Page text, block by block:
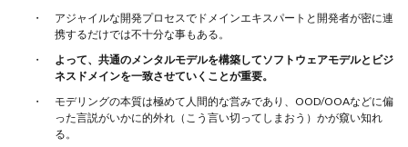
アジャイルな開発プロセスでドメインエキスパートと開発者が密に連
携するだけでは不十分な事もある。
よって、共通のメンタルモデルを構築してソフトウェアモデルとビジ
ネスドメインを一致させていくことが重要。
モデリングの本質は極めて人間的な営みであり、OOD/OOAなどに偏
った言説がいかに的外れ（こう言い切ってしまおう）かが窺い知れ
る。